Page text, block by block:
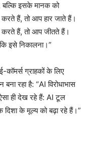
बल्कि इसके मानक को
हैं, तो आप हार जाते हैं।
करते हैं, तो आप जीतते हैं।
इसे निकालना।”
ग्राहकों के लिए
रहा है: “AI विरोधाभास
ही देख रहे हैं: AI टूल
दिशा के मूल्य को बढ़ा रहे हैं।”